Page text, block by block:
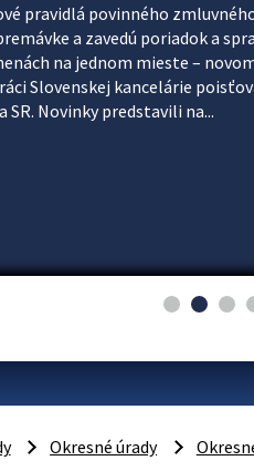
pravidlá povinného
a zavedú poriadok a
na jednom mieste –
Slovenskej kancelárie
Novinky predstavili na...
Okresné úrady